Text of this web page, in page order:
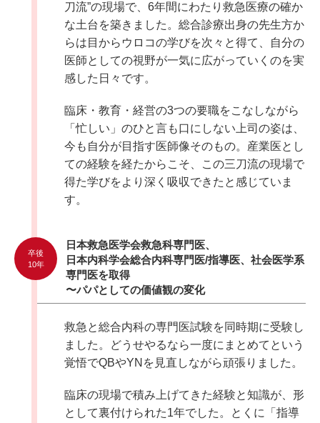
刀流”の現場で、6年間にわたり救急医療の確か
な土台を築きました。総合診療出身の先生方か
らは目からウロコの学びを次々と得て、自分の
医師としての視野が一気に広がっていくのを実
感した日々です。
臨床・教育・経営の3つの要職をこなしながら
「忙しい」のひと言も口にしない上司の姿は、
今も自分が目指す医師像そのもの。産業医とし
ての経験を経たからこそ、この三刀流の現場で
得た学びをより深く吸収できたと感じていま
す。
卒後
10年
日本救急医学会救急科専門医、
日本内科学会総合内科専門医/指導医、社会医学系
専門医を取得
〜パパとしての価値観の変化
救急と総合内科の専門医試験を同時期に受験し
ました。どうせやるなら一度にまとめてという
覚悟でQBやYNを見直しながら頑張りました。
臨床の現場で積み上げてきた経験と知識が、形
として裏付けられた1年でした。とくに「指導